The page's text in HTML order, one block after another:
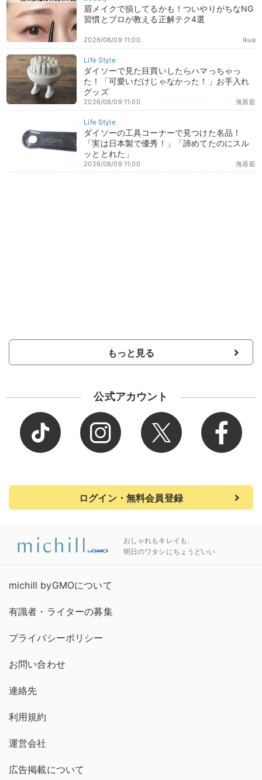
眉メイクで損してるかも！ついやりがちなNG
習慣とプロが教える正解テク4選
Ikue
2026/08/09 11:00
ダイソーで見た目買いしたらハマっちゃっ
た！「可愛いだけじゃなかった！」お手入れ
グッズ
海原藍
2026/08/09 11:00
ダイソーの工具コーナーで見つけた名品！
「実は日本製で優秀！」「諦めてたのにスル
ッととれた」
海原藍
2026/08/09 11:00
もっと見る
公式アカウント
ログイン・無料会員登録
おしゃれもキレイも、
明日のワタシにちょうどいい
michill byGMOについて
有識者・ライターの募集
プライバシーポリシー
お問い合わせ
連絡先
利用規約
運営会社
広告掲載について